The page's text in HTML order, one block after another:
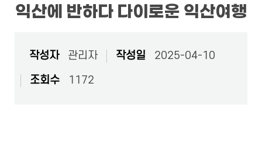
익산에 반하다 다이로운 익산여행
작성자 관리자 작성일
2025-04-10
조회수
1172